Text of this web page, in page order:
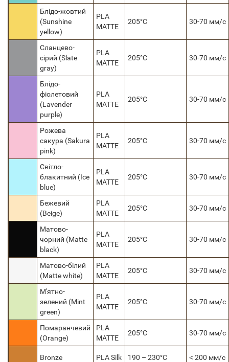
Блідо-жовтий
(Sunshine
yellow)
PLA
MATTE
205°C 30-70 мм/с
Сланцево-
сірий (Slate
gray)
PLA
MATTE
205°C 30-70 мм/с
Блідо-
фіолетовий
(Lavender
purple)
PLA
MATTE
205°C 30-70 мм/с
Рожева
сакура (Sakura
pink)
PLA
MATTE
205°C 30-70 мм/с
Світло-
блакитний (Іce
blue)
PLA
MATTE
205°C 30-70 мм/с
Бежевий
(Beige)
PLA
MATTE
205°C 30-70 мм/с
Матово-
чорний (Matte
black)
PLA
MATTE
205°C 30-70 мм/с
Матово-білий
(Matte white)
PLA
MATTE
205°C 30-70 мм/с
М'ятно-
зелений (Mint
green)
PLA
MATTE
205°C 30-70 мм/с
Помаранчевий
(Orange)
PLA
MATTE
205°C 30-70 мм/с
Bronze PLA Silk 190 – 230°C ˂ 200 мм/с